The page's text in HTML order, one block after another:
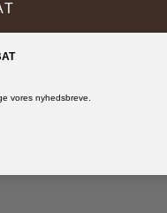
vores nyhedsbreve.